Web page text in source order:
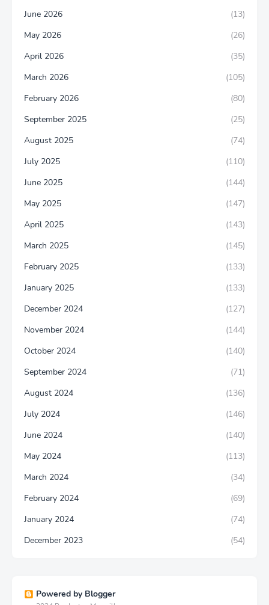
June 2026
(13)
May 2026
(26)
April 2026
(35)
March 2026
(105)
February 2026
(80)
September 2025
(25)
August 2025
(74)
July 2025
(110)
June 2025
(144)
May 2025
(147)
April 2025
(143)
March 2025
(145)
February 2025
(133)
January 2025
(133)
December 2024
(127)
November 2024
(144)
October 2024
(140)
September 2024
(71)
August 2024
(136)
July 2024
(146)
June 2024
(140)
May 2024
(113)
March 2024
(34)
February 2024
(69)
January 2024
(74)
December 2023
(54)
Powered by Blogger